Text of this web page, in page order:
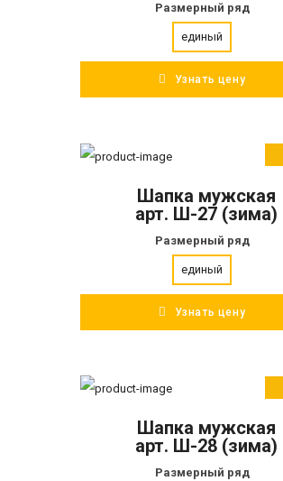
Размерный ряд
единый
Узнать цену
ПОДРОБНЕЕ
Шапка мужская
арт. Ш-27 (зима)
Размерный ряд
единый
Узнать цену
ПОДРОБНЕЕ
Шапка мужская
арт. Ш-28 (зима)
Размерный ряд